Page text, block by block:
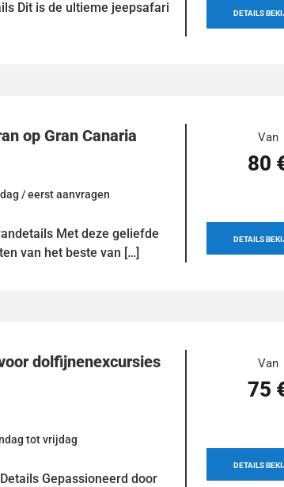
Dit is de ultieme jeepsafari
DETAILS
op Gran Canaria
/ eerst aanvragen
Met deze geliefde
van het beste van […]
Van
80
DETAILS
dolfijnenexcursies
tot vrijdag
Gepassioneerd door
Van
75
DETAILS